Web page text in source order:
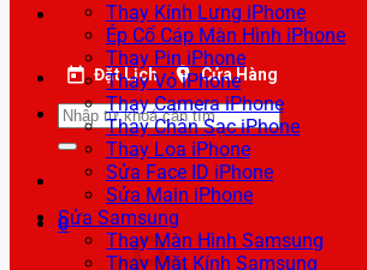
Đặt Lịch Cửa Hàng
Tìm
kiếm:
0
Thay Kính Lưng iPhone
Ép Cổ Cáp Màn Hình iPhone
Thay Pin iPhone
Thay Vỏ iPhone
Thay Camera iPhone
Thay Chân Sạc iPhone
Thay Loa iPhone
Sửa Face ID iPhone
Sửa Main iPhone
Sửa Samsung
Thay Màn Hình Samsung
Thay Mặt Kính Samsung